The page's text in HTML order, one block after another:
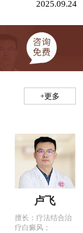
2025.09.24
+更多
卢飞
擅长：疗法结合治
疗白癜风；